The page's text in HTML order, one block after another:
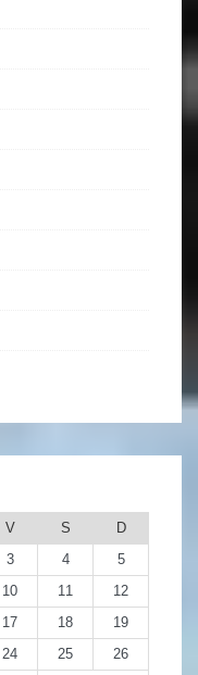
V S
D
3 4
5
10 11
12
17 18
19
24 25 26